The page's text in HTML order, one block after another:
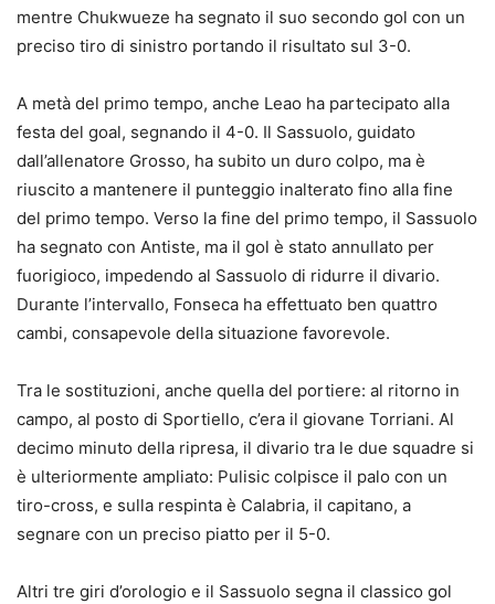
mentre Chukwueze ha segnato il suo secondo gol con un
preciso tiro di sinistro portando il risultato sul 3-0.
A metà del primo tempo, anche Leao ha partecipato alla
festa del goal, segnando il 4-0. Il Sassuolo, guidato
dall’allenatore Grosso, ha subito un duro colpo, ma è
riuscito a mantenere il punteggio inalterato fino alla fine
del primo tempo. Verso la fine del primo tempo, il Sassuolo
ha segnato con Antiste, ma il gol è stato annullato per
fuorigioco, impedendo al Sassuolo di ridurre il divario.
Durante l’intervallo, Fonseca ha effettuato ben quattro
cambi, consapevole della situazione favorevole.
Tra le sostituzioni, anche quella del portiere: al ritorno in
campo, al posto di Sportiello, c’era il giovane Torriani. Al
decimo minuto della ripresa, il divario tra le due squadre si
è ulteriormente ampliato: Pulisic colpisce il palo con un
tiro-cross, e sulla respinta è Calabria, il capitano, a
segnare con un preciso piatto per il 5-0.
Altri tre giri d’orologio e il Sassuolo segna il classico gol